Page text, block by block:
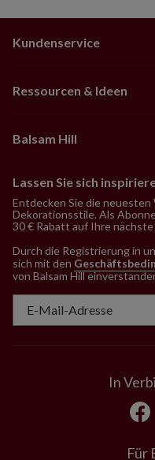
Kundenservice
Ressourcen & Ideen
Balsam Hill
Lassen Sie sich
Entdecken Sie die
Dekorationsstile. Als
30 € Rabatt auf Ihre
Durch die Registrierung in
sich mit den
von Balsam Hill
In
Für